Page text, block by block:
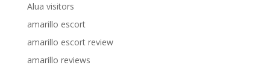
Alua visitors
amarillo escort
amarillo escort review
amarillo reviews